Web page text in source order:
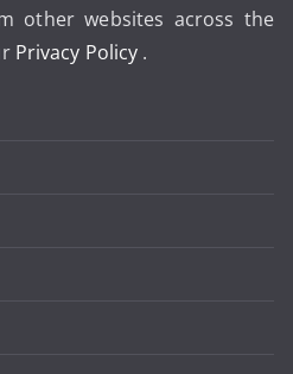
other websites across the
Privacy Policy .